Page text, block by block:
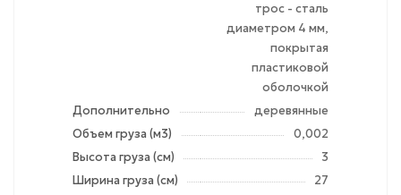
трос - сталь
диаметром 4 мм,
покрытая
пластиковой
оболочкой
Дополнительно
деревянные
Объем груза (м3)
0,002
Высота груза (см)
3
Ширина груза (см)
27